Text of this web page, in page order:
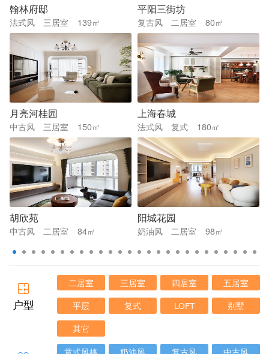
翰林府邸
法式风 三居室 139㎡
月亮河桂园
中古风 三居室 150㎡
胡欣苑
中古风 二居室 84㎡
平阳三街坊
复古风 二居室 80㎡
上海春城
法式风 复式 180㎡
阳城花园
奶油风 二居室 98㎡
户型
二居室 三居室 四居室
五居室
平层
复式 LOFT
别墅
其它
意式风格
奶油风 复古风 中古风